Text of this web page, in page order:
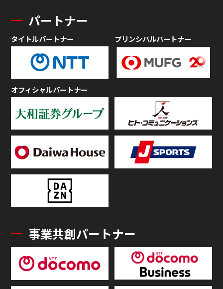
パートナー
タイトルパートナー プリンシパルパートナー
オフィシャルパートナー
事業共創パートナー